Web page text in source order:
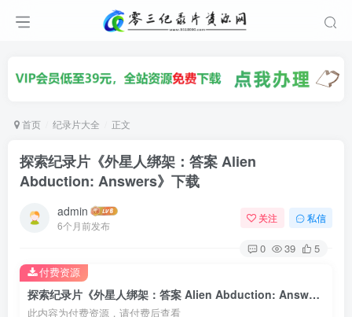
首页 纪录片大全 正文
探索纪录片《外星人绑架：答案 Alien
Abduction: Answers》下载
admin
6个月前发布
关注 私信
0 39 5
探索纪录片《外星人绑架：答案 Alien Abduction: Answers》下载
此内容为付费资源，请付费后查看
付费资源